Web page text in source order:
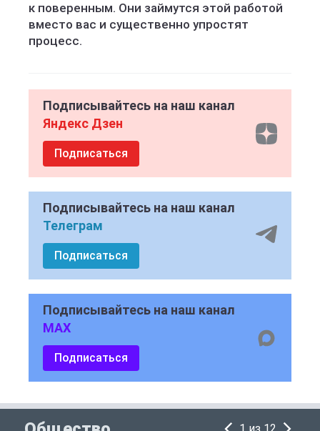
к поверенным. Они займутся этой работой
вместо вас и существенно упростят
процесс.
Подписывайтесь на наш канал
Яндекс Дзен
Подписаться
Подписывайтесь на наш канал
Телеграм
Подписаться
Подписывайтесь на наш канал
MAX
Подписаться